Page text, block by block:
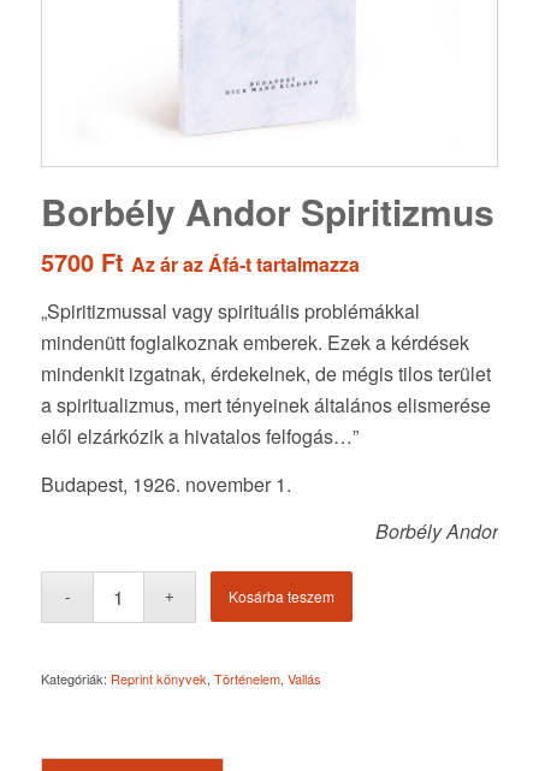
Borbély Andor Spiritizmus
5700 Ft Az ár az Áfá-t tartalmazza
„Spiritizmussal vagy spirituális problémákkal
mindenütt foglalkoznak emberek. Ezek a kérdések
mindenkit izgatnak, érdekelnek, de mégis tilos terület
a spiritualizmus, mert tényeinek általános elismerése
elől elzárkózik a hivatalos felfogás…”
Budapest, 1926. november 1.
Borbély Andor
Kosárba teszem
Kategóriák: Reprint könyvek, Történelem, Vallás